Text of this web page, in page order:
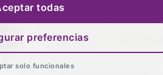
todas
preferencias
solo funcionales